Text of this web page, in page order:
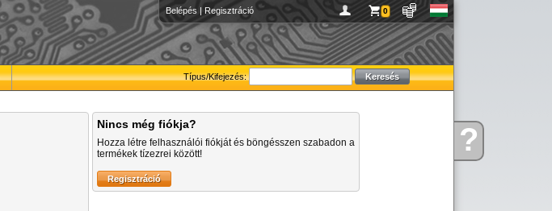
Kérdése?
Belépés | Regisztráció 0
Típus/Kifejezés:
Nincs még fiókja?
Hozza létre felhasználói fiókját és böngésszen szabadon a
termékek tízezrei között!